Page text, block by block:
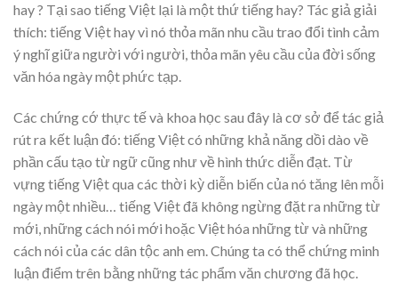
hay ? Tại sao tiếng Việt lại là một thứ tiếng hay? Tác giả giải
thích: tiếng Việt hay vì nó thỏa mãn nhu cầu trao đổi tình cảm
ý nghĩ giữa người với người, thỏa mãn yêu cầu của đời sống
văn hóa ngày một phức tạp.
Các chứng cớ thực tế và khoa học sau đây là cơ sở để tác giả
rút ra kết luận đó: tiếng Việt có những khả năng dồi dào về
phần cấu tạo từ ngữ cũng như về hình thức diễn đạt. Từ
vựng tiếng Việt qua các thời kỳ diễn biến của nó tăng lên mỗi
ngày một nhiều… tiếng Việt đã không ngừng đặt ra những từ
mới, những cách nói mới hoặc Việt hóa những từ và những
cách nói của các dân tộc anh em. Chúng ta có thể chứng minh
luận điểm trên bằng những tác phẩm văn chương đã học.